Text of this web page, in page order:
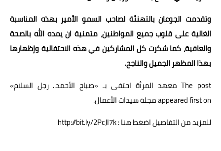
وتقدمت الجوعان بالتهنئة لصاحب السمو الأمير بهذه المناسبة
الغالية على قلوب جميع المواطنين، متمنية ان يمده الله بالصحة
والعافية، كما شكرت كل المشاركين في هذه الاحتفالية وإظهارها
بهذا المظهر الجميل والناجح.
The post معهد المرأة احتفى بـ «صباح الأحمد.. رجل السلام»
appeared first onمجلة سيدات الأعمال.
للمزيد من التفاصيل اضغط هنا : http://bit.ly/2PcJI7k